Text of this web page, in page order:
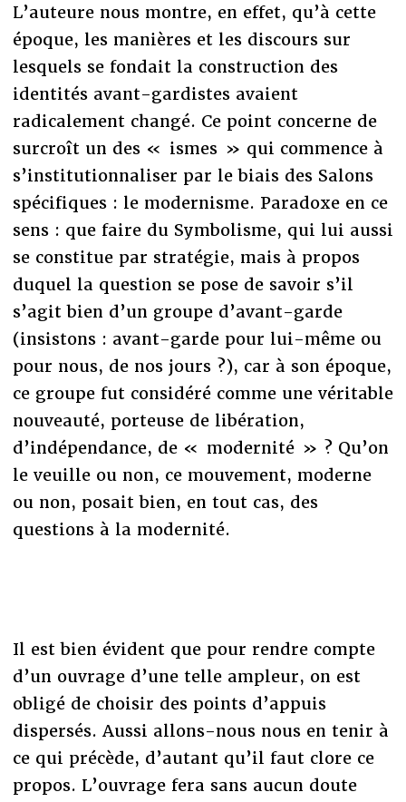
L’auteure nous montre, en effet, qu’à cette
époque, les manières et les discours sur
lesquels se fondait la construction des
identités avant-gardistes avaient
radicalement changé. Ce point concerne de
surcroît un des « ismes » qui commence à
s’institutionnaliser par le biais des Salons
spécifiques : le modernisme. Paradoxe en ce
sens : que faire du Symbolisme, qui lui aussi
se constitue par stratégie, mais à propos
duquel la question se pose de savoir s’il
s’agit bien d’un groupe d’avant-garde
(insistons : avant-garde pour lui-même ou
pour nous, de nos jours ?), car à son époque,
ce groupe fut considéré comme une véritable
nouveauté, porteuse de libération,
d’indépendance, de « modernité » ? Qu’on
le veuille ou non, ce mouvement, moderne
ou non, posait bien, en tout cas, des
questions à la modernité.
Il est bien évident que pour rendre compte
d’un ouvrage d’une telle ampleur, on est
obligé de choisir des points d’appuis
dispersés. Aussi allons-nous nous en tenir à
ce qui précède, d’autant qu’il faut clore ce
propos. L’ouvrage fera sans aucun doute